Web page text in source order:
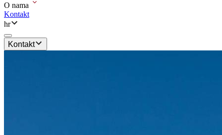
O nama
Kontakt
hr
Kontakt